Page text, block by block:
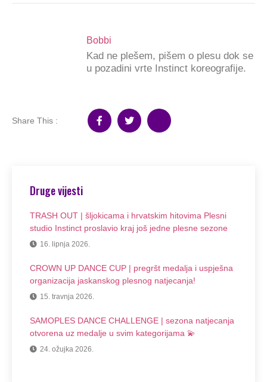
Bobbi
Kad ne plešem, pišem o plesu dok se
u pozadini vrte Instinct koreografije.
Share This :
Druge vijesti
TRASH OUT | šljokicama i hrvatskim hitovima Plesni
studio Instinct proslavio kraj još jedne plesne sezone
16. lipnja 2026.
CROWN UP DANCE CUP | pregršt medalja i uspješna
organizacija jaskanskog plesnog natjecanja!
15. travnja 2026.
SAMOPLES DANCE CHALLENGE | sezona natjecanja
otvorena uz medalje u svim kategorijama 💫
24. ožujka 2026.